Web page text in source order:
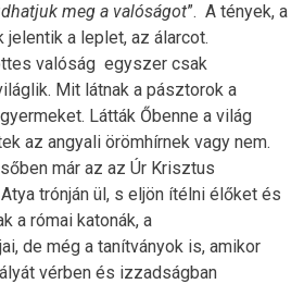
meg a valóságot”. A tények, a
a leplet, az álarcot.
valóság egyszer csak
Mit látnak a pásztorok a
Látták Őbenne a világ
az angyali örömhírnek vagy nem.
már az az Úr Krisztus
trónján ül, s eljön ítélni élőket és
a római katonák, a
de még a tanítványok is, amikor
vérben és izzadságban